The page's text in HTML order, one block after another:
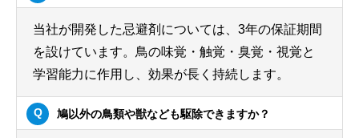
当社が開発した忌避剤については、3年の保証期間
を設けています。鳥の味覚・触覚・臭覚・視覚と
学習能力に作用し、効果が長く持続します。
鳩以外の鳥類や獣なども駆除できますか？